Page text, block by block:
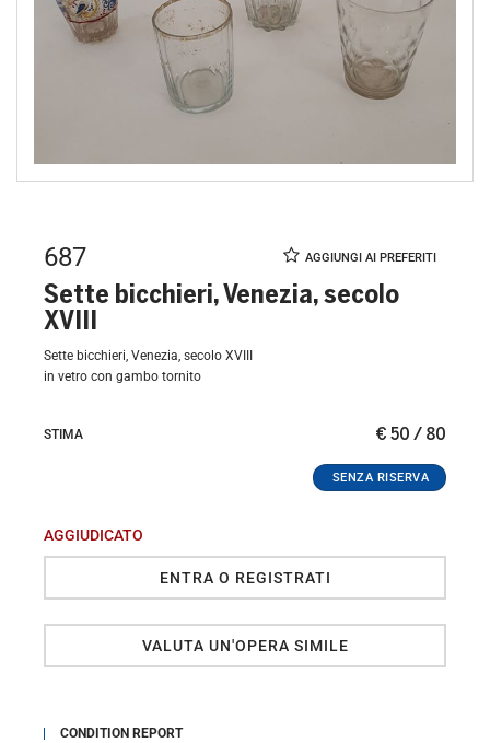
687
Sette bicchieri, Venezia, secolo
XVIII
Sette bicchieri, Venezia, secolo XVIII
in vetro con gambo tornito
€ 50 / 80
STIMA
AGGIUDICATO
ENTRA O REGISTRATI
VALUTA UN'OPERA SIMILE
CONDITION REPORT